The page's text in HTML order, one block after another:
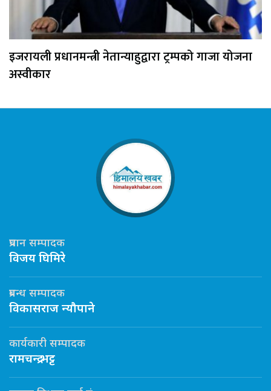
इजरायली प्रधानमन्त्री नेतान्याहुद्वारा ट्रम्पको गाजा योजना
अस्वीकार
प्रधान सम्पादक
विजय घिमिरे
प्रबन्ध सम्पादक
विकासराज न्यौपाने
कार्यकारी सम्पादक
रामचन्द्र भट्ट